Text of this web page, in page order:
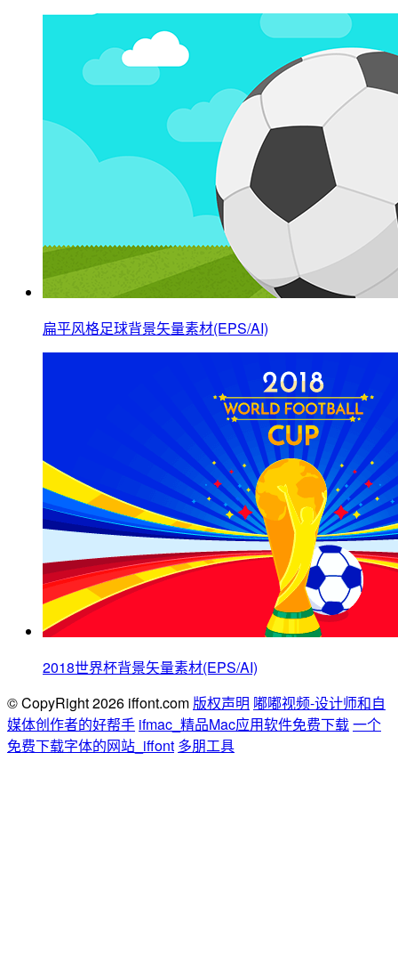
扁平风格足球背景矢量素材(EPS/AI)
2018世界杯背景矢量素材(EPS/AI)
© CopyRight 2026 iffont.com 版权声明 嘟嘟视频-设计师和自
媒体创作者的好帮手 ifmac_精品Mac应用软件免费下载一个
免费下载字体的网站_iffont 多朋工具